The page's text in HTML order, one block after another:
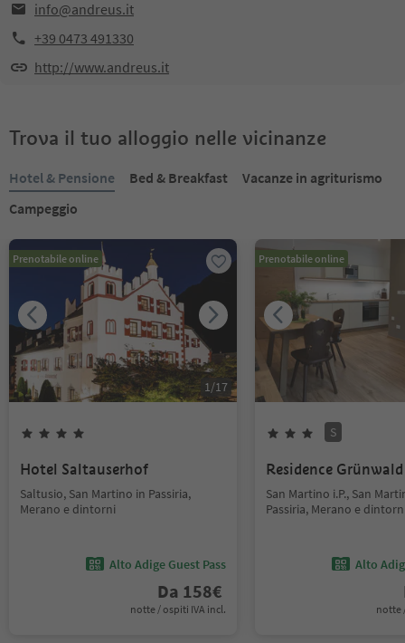
info@andreus.it
+39 0473 491330
http://www.andreus.it
Trova il tuo alloggio nelle vicinanze
Hotel & Pensione Bed & Breakfast
Vacanze in agriturismo
Campeggio
Prenotabile online
1/17
Hotel Saltauserhof
Saltusio, San Martino in Passiria,
Merano e dintorni
Alto Adige Guest Pass
Da 158€
notte / ospiti IVA incl.
Prenotabile online
S
Residence Grünwald
San Martino i.P., San
Passiria, Merano e
Alto
notte